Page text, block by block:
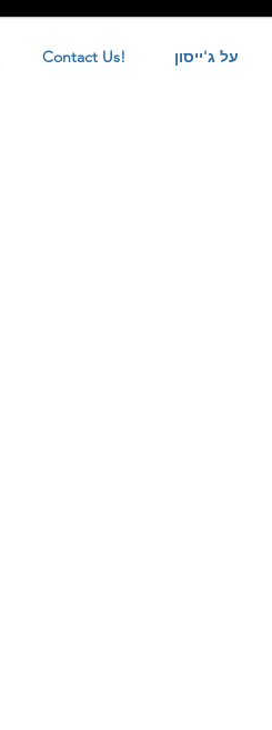
Contact Us! על ג'ייסון